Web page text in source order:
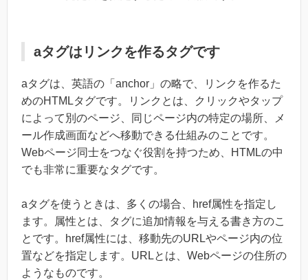
aタグはリンクを作るタグです
aタグは、英語の「anchor」の略で、リンクを作るた
めのHTMLタグです。リンクとは、クリックやタップ
によって別のページ、同じページ内の特定の場所、メ
ール作成画面などへ移動できる仕組みのことです。
Webページ同士をつなぐ役割を持つため、HTMLの中
でも非常に重要なタグです。
aタグを使うときは、多くの場合、href属性を指定し
ます。属性とは、タグに追加情報を与える書き方のこ
とです。href属性には、移動先のURLやページ内の位
置などを指定します。URLとは、Webページの住所の
ようなものです。